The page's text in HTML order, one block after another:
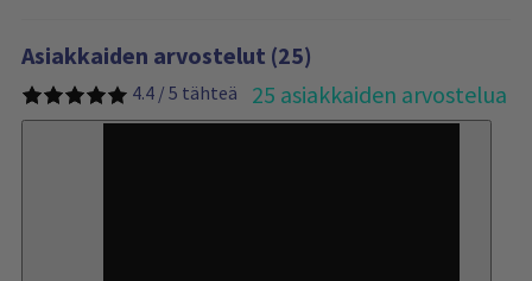
Asiakkaiden arvostelut (25)
4.4 / 5 tähteä 25 asiakkaiden arvostelua